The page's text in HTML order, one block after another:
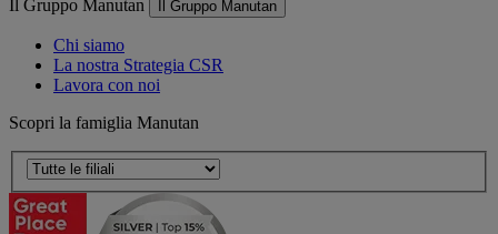
Il Gruppo Manutan Il Gruppo Manutan
Chi siamo
La nostra Strategia CSR
Lavora con noi
Scopri la famiglia Manutan